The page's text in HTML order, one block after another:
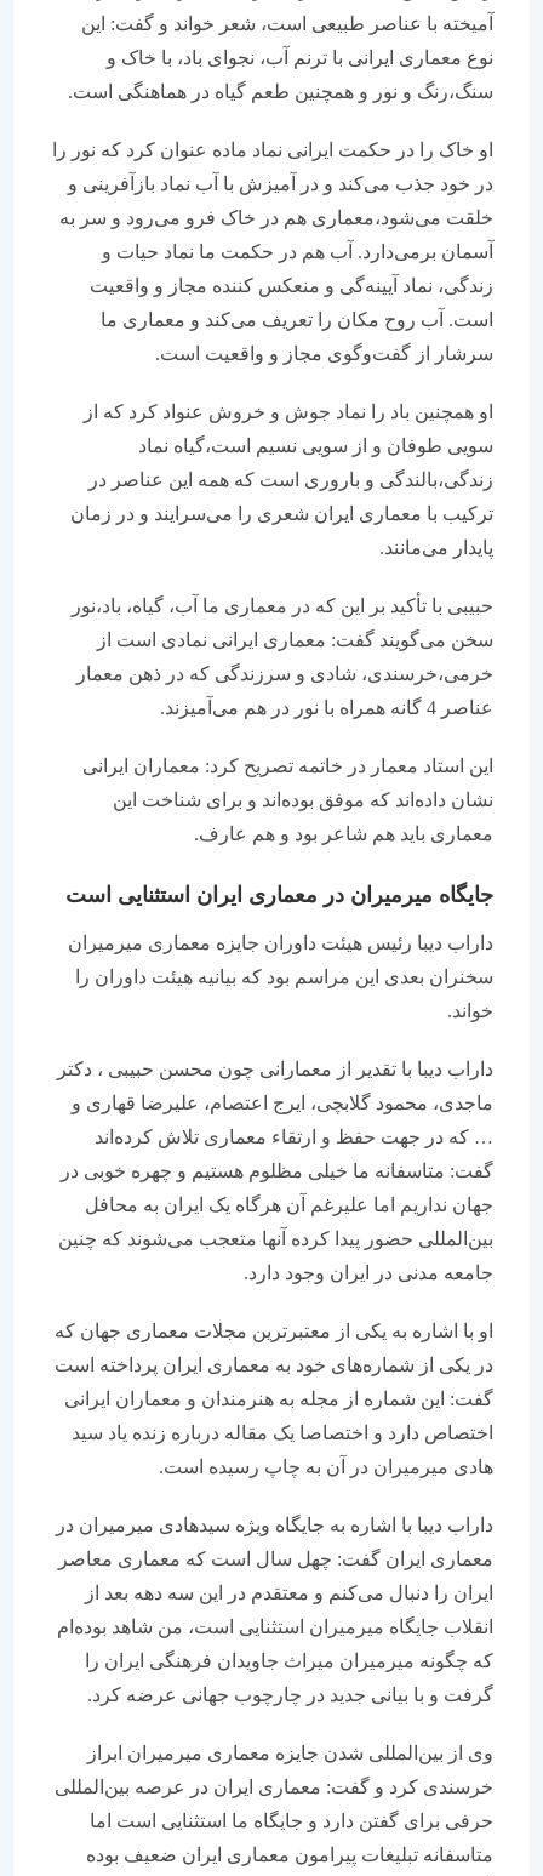
آمیخته با عناصر طبیعی است، شعر خواند و گفت: این
نوع معماری ایرانی با ترنم آب، نجوای باد،‌ با خاک و
سنگ،‌رنگ و نور و همچنین طعم گیاه در هماهنگی است.
او خاک را در حکمت ایرانی نماد ماده عنوان کرد که نور را
در خود جذب می‌کند و در آمیزش با آب نماد بازآفرینی و
خلقت می‌شود،‌معماری هم در خاک فرو می‌رود و سر به
آسمان برمی‌دارد. آب هم در حکمت ما نماد حیات و
زندگی،‌ نماد آیینه‌گی و منعکس کننده مجاز و واقعیت
است. آب روح مکان را تعریف می‌کند و معماری ما
سرشار از گفت‌وگوی مجاز و واقعیت است.
او همچنین باد را نماد جوش و خروش عنواد کرد که از
سویی طوفان و از سویی نسیم است،‌گیاه نماد
زندگی،‌بالندگی و باروری است که همه این عناصر در
ترکیب با معماری ایران شعری را می‌سرایند و در زمان
پایدار می‌مانند.
حبیبی با تأکید بر این که در معماری ما آب،‌ گیاه، باد،‌نور
سخن می‌گویند گفت: معماری ایرانی نمادی است از
خرمی،‌خرسندی، شادی و سرزندگی که در ذهن معمار
عناصر 4 گانه همراه با نور در هم می‌آمیزند.
این استاد معمار در خاتمه تصریح کرد: معماران ایرانی
نشان داده‌اند که موفق بوده‌اند و برای شناخت این
معماری باید هم شاعر بود و هم عارف.
جایگاه میرمیران در معماری ایران استثنایی است
داراب دیبا رئیس هیئت داوران جایزه معماری میرمیران
سخنران بعدی این مراسم بود که بیانیه هیئت داوران را
داراب دیبا با تقدیر از معمارانی چون محسن حبیبی ، دکتر
ماجدی‌، محمود گلابچی‌، ایرج اعتصام‌‌، علیرضا قهاری و
… که در جهت حفظ و ارتقاء معماری تلاش کرده‌اند
گفت: متاسفانه ما خیلی مظلوم هستیم و چهره خوبی در
جهان نداریم اما علیرغم آن هرگاه یک ایران به محافل
بین‌المللی حضور پیدا کرده آنها متعجب می‌شوند که چنین
جامعه مدنی در ایران وجود دارد.
او با اشاره به یکی از معتبرترین مجلات معماری جهان که
در یکی از شماره‌های خود به معماری ایران پرداخته است
گفت: این شماره از مجله به هنرمندان و معماران ایرانی
اختصاص دارد و اختصاصا یک مقاله درباره زنده یاد سید
هادی میرمیران در آن به چاپ رسیده است.
داراب دیبا با اشاره به جایگاه ویژه سیدهادی میرمیران در
معماری ایران گفت: چهل سال است که معماری معاصر
ایران را دنبال می‌کنم و معتقدم در این سه دهه بعد از
انقلاب جایگاه میرمیران استثنایی است،‌ من شاهد بوده‌ام
که چگونه میرمیران میراث جاویدان فرهنگی ایران را
گرفت و با بیانی جدید در چارچوب جهانی عرضه کرد.
وی از بین‌المللی شدن جایزه معماری میرمیران ابراز
خرسندی کرد و گفت: معماری ایران در عرصه‌ بین‌المللی
حرفی برای گفتن دارد و جایگاه ما استثنایی است اما
متاسفانه تبلیغات پیرامون معماری ایران ضعیف بوده